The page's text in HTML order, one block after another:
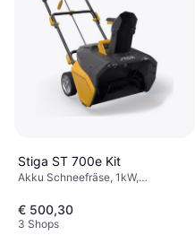
Stiga ST 700e Kit
Akku Schneefräse, 1kW,
Einlassbreite: 50 cm
€ 500,30
3 Shops